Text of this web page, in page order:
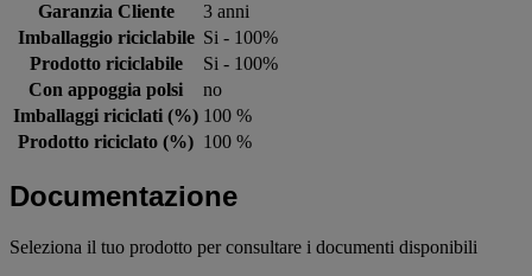
Garanzia Cliente
3 anni
Imballaggio riciclabile Si - 100%
Prodotto riciclabile
Si - 100%
Con appoggia polsi
no
Imballaggi riciclati (%) 100 %
Prodotto riciclato (%) 100 %
Documentazione
Seleziona il tuo prodotto per consultare i documenti disponibili